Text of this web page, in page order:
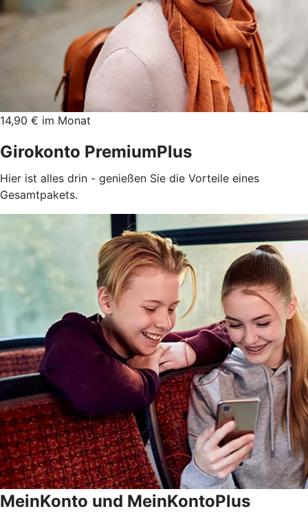
14,90 € im Monat
Girokonto PremiumPlus
Hier ist alles drin - genießen Sie die Vorteile eines
Gesamtpakets.
MeinKonto und MeinKontoPlus